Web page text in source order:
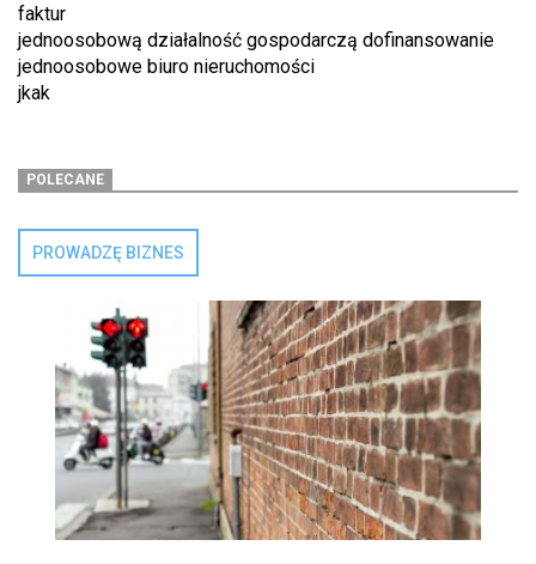
faktur
jednoosobową działalność gospodarczą dofinansowanie
jednoosobowe biuro nieruchomości
jkak
POLECANE
PROWADZĘ BIZNES